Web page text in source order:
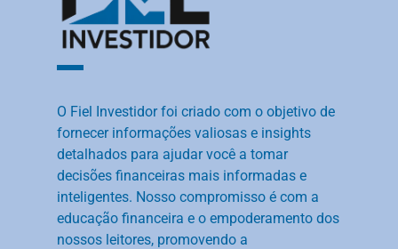
O Fiel Investidor foi criado com o objetivo de
fornecer informações valiosas e insights
detalhados para ajudar você a tomar
decisões financeiras mais informadas e
inteligentes. Nosso compromisso é com a
educação financeira e o empoderamento dos
nossos leitores, promovendo a